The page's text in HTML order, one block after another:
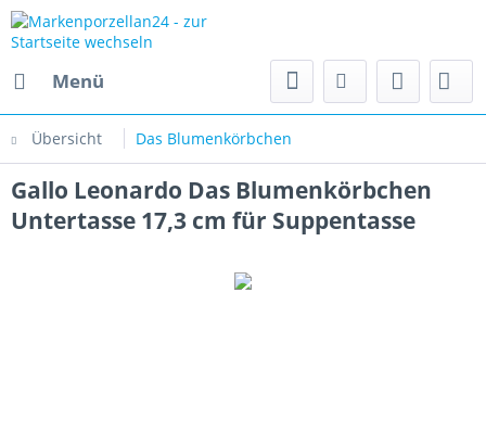
Menü
Übersicht Das Blumenkörbchen
Gallo Leonardo Das Blumenkörbchen
Untertasse 17,3 cm für Suppentasse